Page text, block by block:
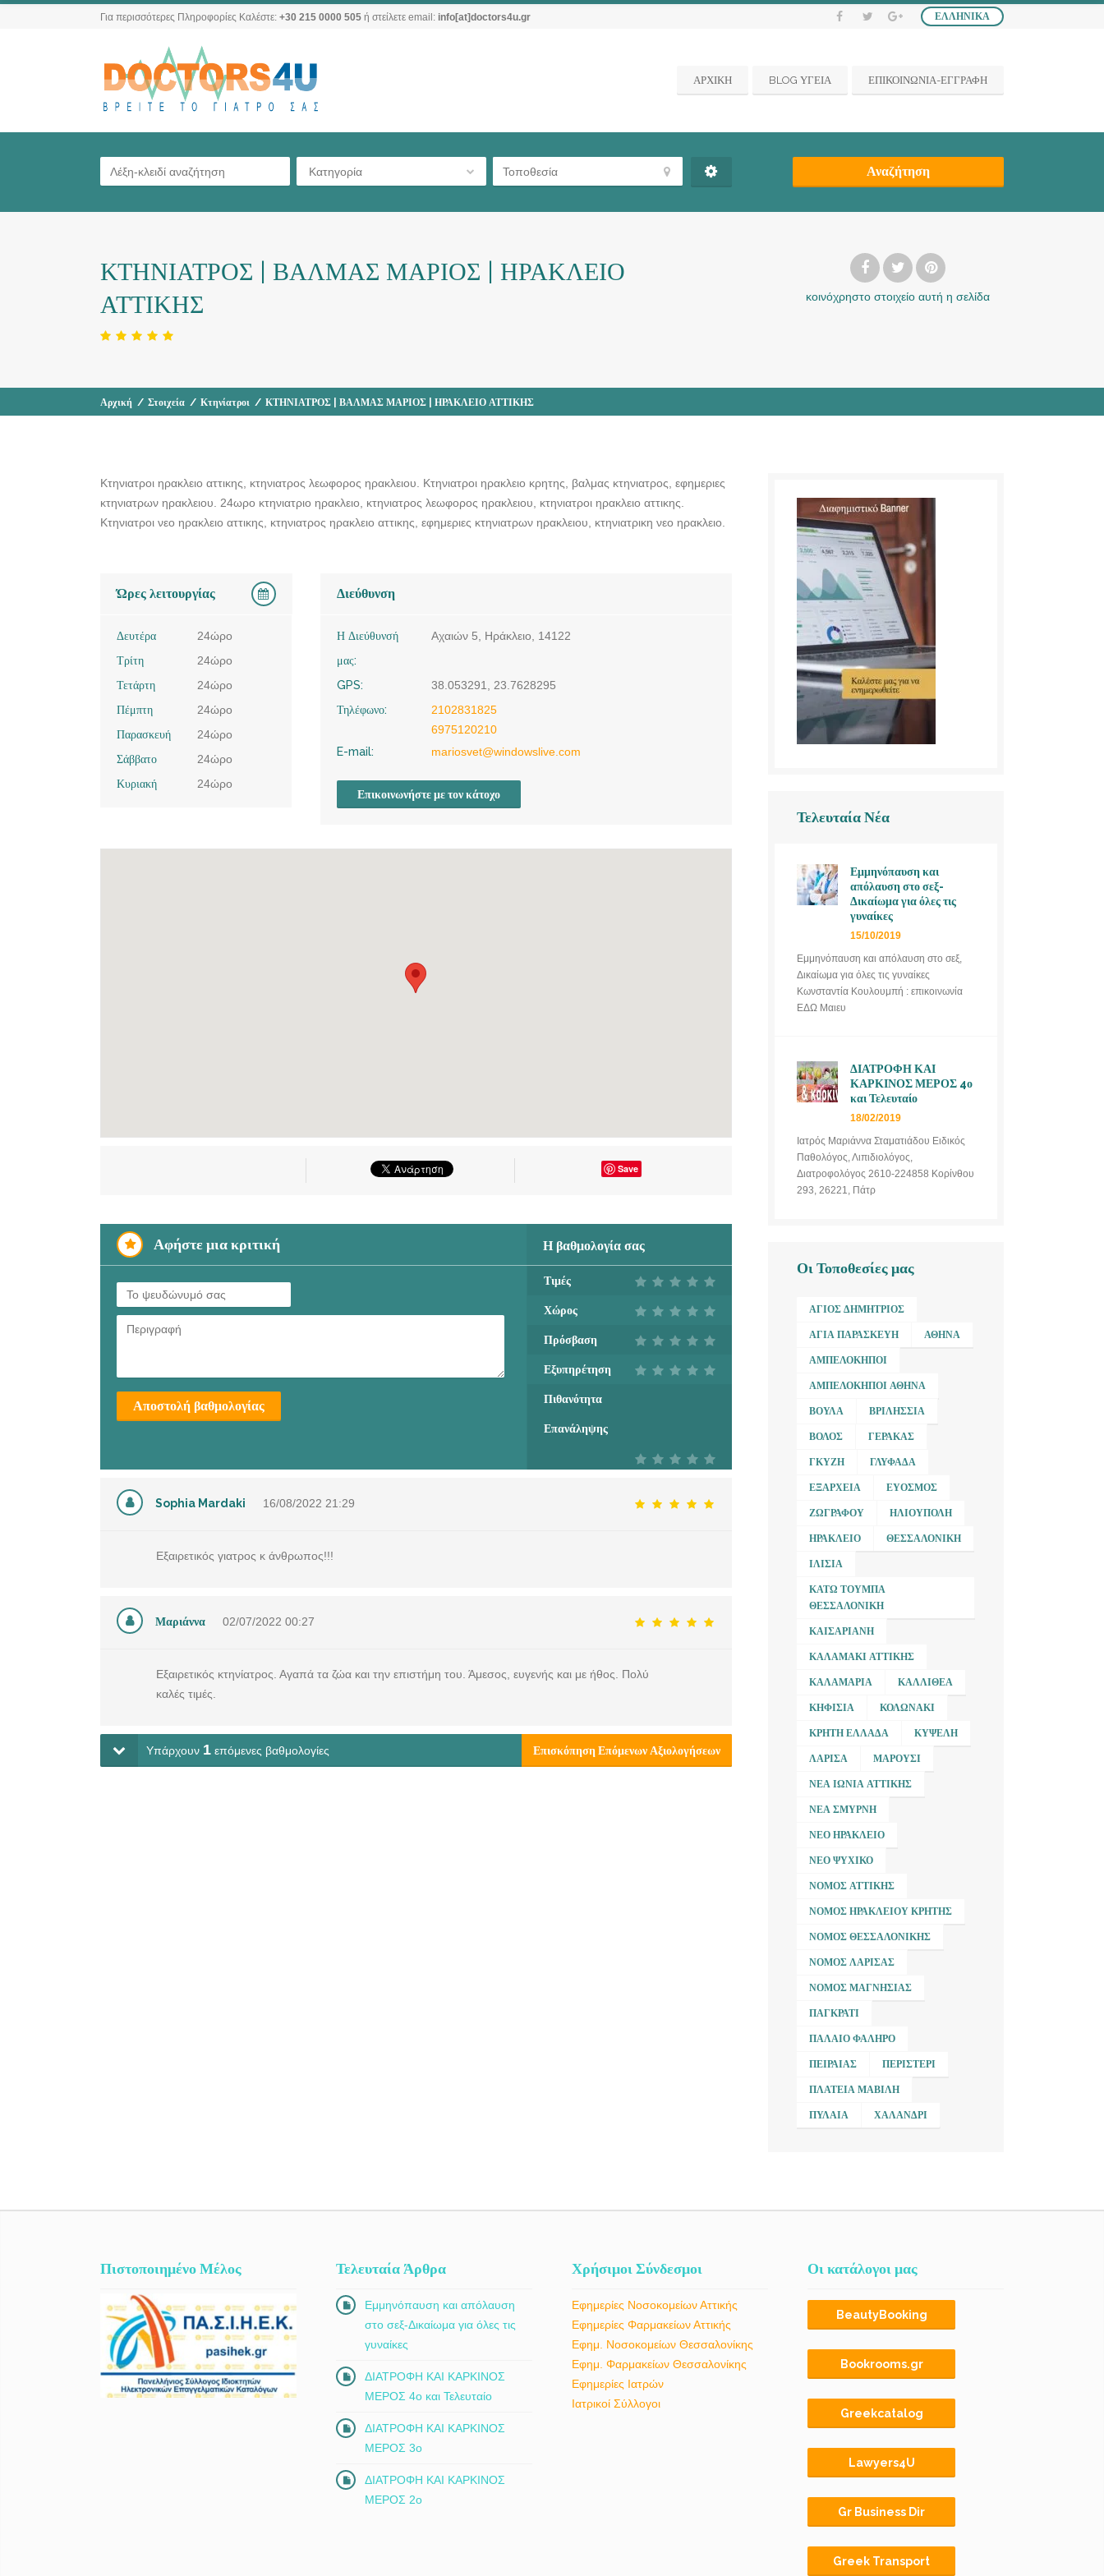
ΕΛΛΗΝΙΚΆ
Για περισσότερες Πληροφορίες Καλέστε: +30 215 0000 505 ή στείλετε email: info[at]doctors4u.gr
ΑΡΧΙΚΗ BLOG ΥΓΕΙΑ ΕΠΙΚΟΙΝΩΝΙΑ-ΕΓΓΡΑΦΗ
Κατηγορία Αναζήτηση
ΚΤΗΝΙΑΤΡΟΣ | ΒΑΛΜΑΣ ΜΑΡΙΟΣ | ΗΡΑΚΛΕΙΟ
ΑΤΤΙΚΗΣ
κοινόχρηστο στοιχείο αυτή η σελίδα
Αρχική / Στοιχεία / Κτηνίατροι / ΚΤΗΝΙΑΤΡΟΣ | ΒΑΛΜΑΣ ΜΑΡΙΟΣ | ΗΡΑΚΛΕΙΟ ΑΤΤΙΚΗΣ
Κτηνιατροι ηρακλειο αττικης, κτηνιατρος λεωφορος ηρακλειου. Κτηνιατροι ηρακλειο κρητης, βαλμας κτηνιατρος, εφημεριες
κτηνιατρων ηρακλειου. 24ωρο κτηνιατριο ηρακλειο, κτηνιατρος λεωφορος ηρακλειου, κτηνιατροι ηρακλειο αττικης.
Κτηνιατροι νεο ηρακλειο αττικης, κτηνιατρος ηρακλειο αττικης, εφημεριες κτηνιατρων ηρακλειου, κτηνιατρικη νεο ηρακλειο.
Ώρες λειτουργίας
Δευτέρα
24ώρο
Τρίτη
24ώρο
Τετάρτη
24ώρο
Πέμπτη
24ώρο
Παρασκευή
24ώρο
Σάββατο
24ώρο
Κυριακή
24ώρο
Διεύθυνση
Η Διεύθυνσή
μας:
Αχαιών 5, Ηράκλειο, 14122
GPS:
38.053291, 23.7628295
Τηλέφωνο:
2102831825
6975120210
E-mail:
mariosvet@windowslive.com
Επικοινωνήστε με τον κάτοχο
Save
Αφήστε μια κριτική Η βαθμολογία σας
Τιμές
Χώρος
Πρόσβαση
Εξυπηρέτηση
Πιθανότητα
Επανάληψης
Αποστολή βαθμολογίας
Sophia Mardaki 16/08/2022 21:29
Εξαιρετικός γιατρος κ άνθρωπος!!!
Μαριάννα 02/07/2022 00:27
Εξαιρετικός κτηνίατρος. Αγαπά τα ζώα και την επιστήμη του. Άμεσος, ευγενής και με ήθος. Πολύ
καλές τιμές.
Υπάρχουν 1 επόμενες βαθμολογίες Επισκόπηση Επόμενων Αξιολογήσεων
Τελευταία Νέα
Εμμηνόπαυση και
απόλαυση στο σεξ-
Δικαίωμα για όλες τις
γυναίκες
15/10/2019
Εμμηνόπαυση και απόλαυση στο σεξ,
Δικαίωμα για όλες τις γυναίκες
Κωνσταντία Κουλουμπή : επικοινωνία
ΕΔΩ Μαιευ
ΔΙΑΤΡΟΦΗ ΚΑΙ
ΚΑΡΚΙΝΟΣ ΜΕΡΟΣ 4ο
και Τελευταίο
18/02/2019
Ιατρός Μαριάννα Σταματιάδου Ειδικός
Παθολόγος, Λιπιδιολόγος,
Διατροφολόγος 2610-224858 Κορίνθου
293, 26221, Πάτρ
Οι Τοποθεσίες μας
ΆΓΙΟΣ ΔΗΜΉΤΡΙΟΣ
ΑΓΊΑ ΠΑΡΑΣΚΕΥΉ ΑΘΉΝΑ
ΑΜΠΕΛΌΚΗΠΟΙ
ΑΜΠΕΛΌΚΗΠΟΙ ΑΘΉΝΑ
ΒΟΎΛΑ ΒΡΙΛΉΣΣΙΑ
ΒΌΛΟΣ ΓΈΡΑΚΑΣ
ΓΚΎΖΗ ΓΛΥΦΆΔΑ
ΕΞΆΡΧΕΙΑ ΕΎΟΣΜΟΣ
ΖΩΓΡΆΦΟΥ ΗΛΙΟΎΠΟΛΗ
ΗΡΆΚΛΕΙΟ ΘΕΣΣΑΛΟΝΊΚΗ
ΙΛΊΣΙΑ
ΚΆΤΩ ΤΟΎΜΠΑ
ΘΕΣΣΑΛΟΝΊΚΗ
ΚΑΙΣΑΡΙΑΝΉ
ΚΑΛΑΜΆΚΙ ΑΤΤΙΚΉΣ
ΚΑΛΑΜΑΡΙΆ ΚΑΛΛΙΘΈΑ
ΚΗΦΙΣΙΆ ΚΟΛΩΝΆΚΙ
ΚΡΉΤΗ ΕΛΛΆΔΑ ΚΥΨΈΛΗ
ΛΆΡΙΣΑ ΜΑΡΟΎΣΙ
ΝΈΑ ΙΩΝΊΑ ΑΤΤΙΚΉΣ
ΝΈΑ ΣΜΎΡΝΗ
ΝΈΟ ΗΡΆΚΛΕΙΟ
ΝΈΟ ΨΥΧΙΚΌ
ΝΟΜΌΣ ΑΤΤΙΚΉΣ
ΝΟΜΌΣ ΗΡΑΚΛΕΊΟΥ ΚΡΉΤΗΣ
ΝΟΜΌΣ ΘΕΣΣΑΛΟΝΊΚΗΣ
ΝΟΜΌΣ ΛΆΡΙΣΑΣ
ΝΟΜΌΣ ΜΑΓΝΗΣΊΑΣ
ΠΑΓΚΡΆΤΙ
ΠΑΛΑΙΌ ΦΆΛΗΡΟ
ΠΕΙΡΑΙΆΣ ΠΕΡΙΣΤΈΡΙ
ΠΛΑΤΕΊΑ ΜΑΒΊΛΗ
ΠΥΛΑΊΑ ΧΑΛΆΝΔΡΙ
Πιστοποιημένο Μέλος Τελευταία Άρθρα
Εμμηνόπαυση και απόλαυση
στο σεξ-Δικαίωμα για όλες τις
γυναίκες
ΔΙΑΤΡΟΦΗ ΚΑΙ ΚΑΡΚΙΝΟΣ
ΜΕΡΟΣ 4ο και Τελευταίο
ΔΙΑΤΡΟΦΗ ΚΑΙ ΚΑΡΚΙΝΟΣ
ΜΕΡΟΣ 3ο
ΔΙΑΤΡΟΦΗ ΚΑΙ ΚΑΡΚΙΝΟΣ
ΜΕΡΟΣ 2ο
Χρήσιμοι Σύνδεσμοι
Εφημερίες Νοσοκομείων Αττικής
Εφημερίες Φαρμακείων Αττικής
Εφημ. Νοσοκομείων Θεσσαλονίκης
Εφημ. Φαρμακείων Θεσσαλονίκης
Εφημερίες Ιατρών
Ιατρικοί Σύλλογοι
Οι κατάλογοι μας
BeautyBooking
Bookrooms.gr
Greekcatalog
Lawyers4U
Gr Business Dir
Greek Transport